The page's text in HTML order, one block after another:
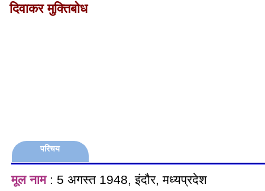
दिवाकर मुक्तिबोध
परिचय
मूल नाम: 5 अगस्त 1948, इंदौर, मध्यप्रदेश